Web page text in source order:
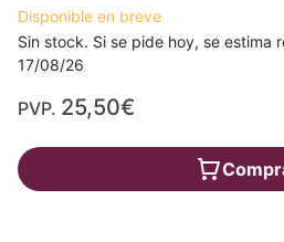
Disponible en breve
Sin stock. Si se pide hoy, se estima
17/08/26
PVP. 25,50€